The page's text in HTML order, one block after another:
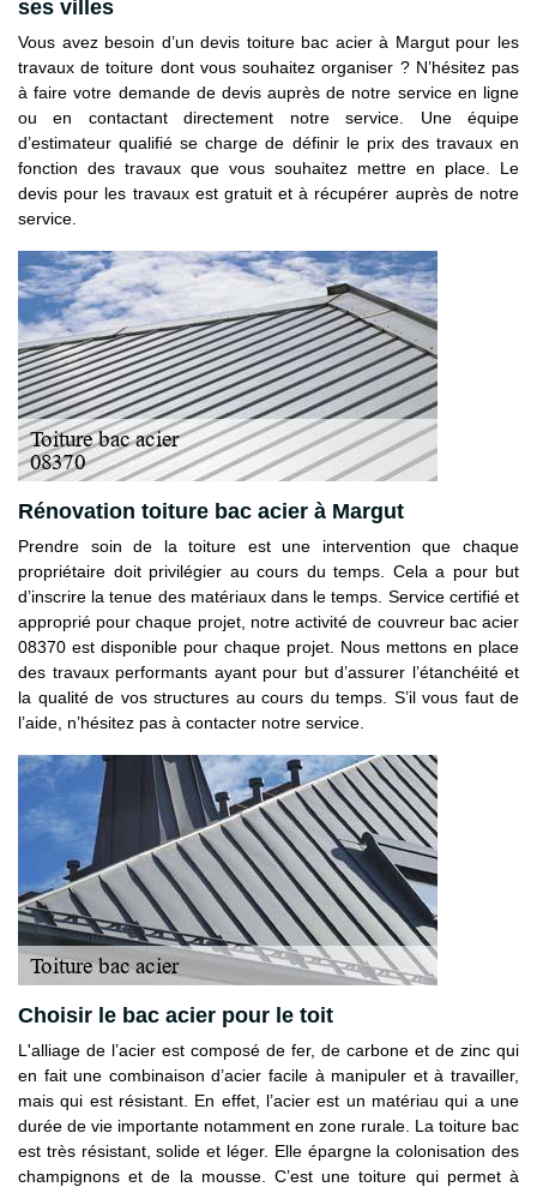
ses villes
Vous avez besoin d’un devis toiture bac acier à Margut pour les
travaux de toiture dont vous souhaitez organiser ? N’hésitez pas
à faire votre demande de devis auprès de notre service en ligne
ou en contactant directement notre service. Une équipe
d’estimateur qualifié se charge de définir le prix des travaux en
fonction des travaux que vous souhaitez mettre en place. Le
devis pour les travaux est gratuit et à récupérer auprès de notre
service.
Rénovation toiture bac acier à Margut
Prendre soin de la toiture est une intervention que chaque
propriétaire doit privilégier au cours du temps. Cela a pour but
d’inscrire la tenue des matériaux dans le temps. Service certifié et
approprié pour chaque projet, notre activité de couvreur bac acier
08370 est disponible pour chaque projet. Nous mettons en place
des travaux performants ayant pour but d’assurer l’étanchéité et
la qualité de vos structures au cours du temps. S’il vous faut de
l’aide, n’hésitez pas à contacter notre service.
Choisir le bac acier pour le toit
L'alliage de l’acier est composé de fer, de carbone et de zinc qui
en fait une combinaison d’acier facile à manipuler et à travailler,
mais qui est résistant. En effet, l’acier est un matériau qui a une
durée de vie importante notamment en zone rurale. La toiture bac
est très résistant, solide et léger. Elle épargne la colonisation des
champignons et de la mousse. C’est une toiture qui permet à